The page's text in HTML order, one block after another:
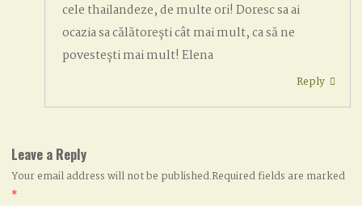
cele thailandeze, de multe ori! Doresc sa ai
ocazia sa călătorești cât mai mult, ca să ne
povestești mai mult! Elena
Reply
Leave a Reply
Your email address will not be published.Required fields are marked
*